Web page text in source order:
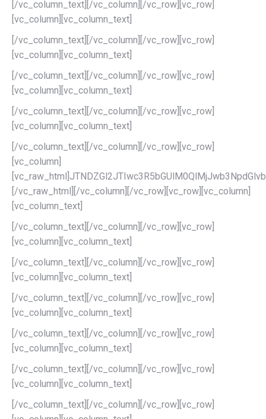
[/vc_column_text][/vc_column][/vc_row][vc_row]
[vc_column][vc_column_text]
[/vc_column_text][/vc_column][/vc_row][vc_row]
[vc_column][vc_column_text]
[/vc_column_text][/vc_column][/vc_row][vc_row]
[vc_column][vc_column_text]
[/vc_column_text][/vc_column][/vc_row][vc_row]
[vc_column][vc_column_text]
[/vc_column_text][/vc_column][/vc_row][vc_row]
[vc_column]
[/vc_raw_html][/vc_column][/vc_row][vc_row][vc_column]
[vc_column_text]
[/vc_column_text][/vc_column][/vc_row][vc_row]
[vc_column][vc_column_text]
[/vc_column_text][/vc_column][/vc_row][vc_row]
[vc_column][vc_column_text]
[/vc_column_text][/vc_column][/vc_row][vc_row]
[vc_column][vc_column_text]
[/vc_column_text][/vc_column][/vc_row][vc_row]
[vc_column][vc_column_text]
[/vc_column_text][/vc_column][/vc_row][vc_row]
[vc_column][vc_column_text]
[/vc_column_text][/vc_column][/vc_row][vc_row]